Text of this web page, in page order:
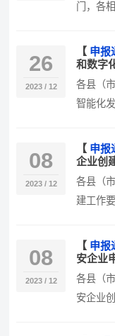
门，各
26
2023 / 12
【 申报
和数字
各县（
智能化
08
2023 / 12
【 申报
企业创
各县（
建工作
08
2023 / 12
【 申报
安企业
各县（
安企业